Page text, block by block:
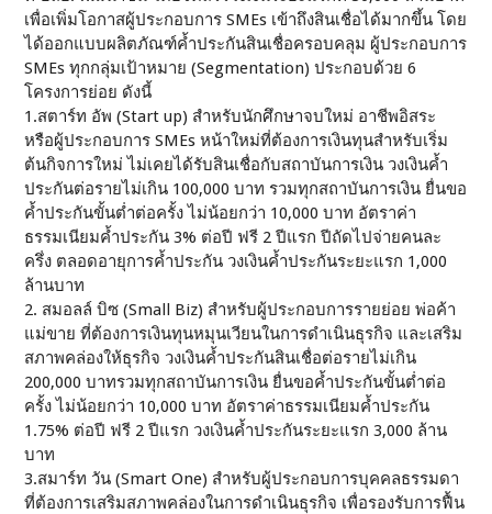
เพื่อเพิ่มโอกาสผู้ประกอบการ SMEs เข้าถึงสินเชื่อได้มากขึ้น โดย
ได้ออกแบบผลิตภัณฑ์ค้ำประกันสินเชื่อครอบคลุม ผู้ประกอบการ
SMEs ทุกกลุ่มเป้าหมาย (Segmentation) ประกอบด้วย 6
โครงการย่อย ดังนี้
1.สตาร์ท อัพ (Start up) สำหรับนักศึกษาจบใหม่ อาชีพอิสระ
หรือผู้ประกอบการ SMEs หน้าใหม่ที่ต้องการเงินทุนสำหรับเริ่ม
ต้นกิจการใหม่ ไม่เคยได้รับสินเชื่อกับสถาบันการเงิน วงเงินค้ำ
ประกันต่อรายไม่เกิน 100,000 บาท รวมทุกสถาบันการเงิน ยื่นขอ
ค้ำประกันขั้นต่ำต่อครั้ง ไม่น้อยกว่า 10,000 บาท อัตราค่า
ธรรมเนียมค้ำประกัน 3% ต่อปี ฟรี 2 ปีแรก ปีถัดไปจ่ายคนละ
ครึ่ง ตลอดอายุการค้ำประกัน วงเงินค้ำประกันระยะแรก 1,000
ล้านบาท
2. สมอลล์ บิซ (Small Biz) สำหรับผู้ประกอบการรายย่อย พ่อค้า
แม่ขาย ที่ต้องการเงินทุนหมุนเวียนในการดำเนินธุรกิจ และเสริม
สภาพคล่องให้ธุรกิจ วงเงินค้ำประกันสินเชื่อต่อรายไม่เกิน
200,000 บาทรวมทุกสถาบันการเงิน ยื่นขอค้ำประกันขั้นต่ำต่อ
ครั้ง ไม่น้อยกว่า 10,000 บาท อัตราค่าธรรมเนียมค้ำประกัน
1.75% ต่อปี ฟรี 2 ปีแรก วงเงินค้ำประกันระยะแรก 3,000 ล้าน
บาท
3.สมาร์ท วัน (Smart One) สำหรับผู้ประกอบการบุคคลธรรมดา
ที่ต้องการเสริมสภาพคล่องในการดำเนินธุรกิจ เพื่อรองรับการฟื้น